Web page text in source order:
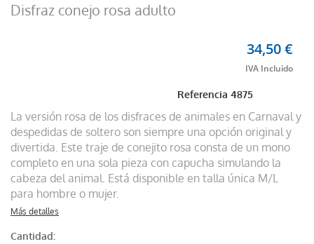
Disfraz conejo rosa adulto
Referencia4875
34,50 €
La versión rosa de los disfraces de animales en Carnaval y
despedidas de soltero son siempre una opción original y
divertida. Este traje de conejito rosa consta de un mono
completo en una sola pieza con capucha simulando la
cabeza del animal. Está disponible en talla única M/L
para hombre o mujer.
Más detalles
Cantidad: